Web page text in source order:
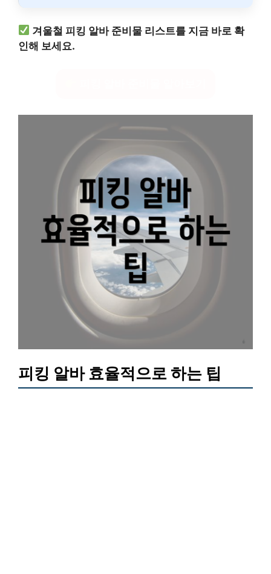
겨울철 피킹 알바 준비물 리스트를 지금 바로 확
인해 보세요.
피킹 알바 효율적으로 하는 팁